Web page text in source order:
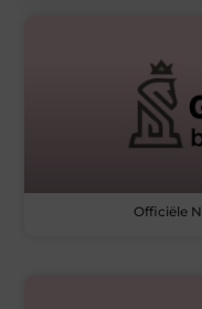
Officiële